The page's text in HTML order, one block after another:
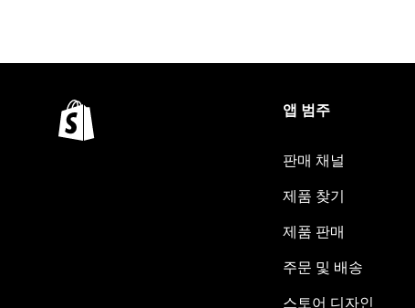
앱 범주
판매 채널
제품 찾기
제품 판매
주문 및 배송
스토어 디자인